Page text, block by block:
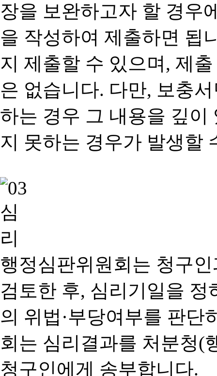
장을 보완하고자 할 경우
을 작성하여 제출하면 됩
지 제출할 수 있으며, 제
은 없습니다. 다만, 보충
하는 경우 그 내용을 깊이
지 못하는 경우가 발생할
행정심판위원회는 청구
검토한 후, 심리기일을 정
의 위법·부당여부를 판단
회는 심리결과를 처분청(
청구인에게 송부합니다.